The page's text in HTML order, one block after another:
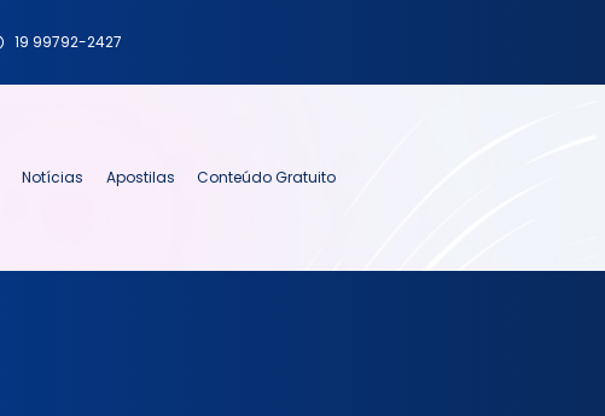
19 99792-2427
Notícias Apostilas Conteúdo Gratuito